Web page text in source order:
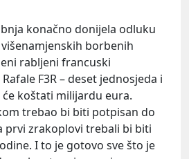
konačno donijela odluku
borbenih
rabljeni francuski
F3R – deset jednosjeda i
će koštati milijardu eura.
trebao bi biti potpisan do
prvi zrakoplovi trebali bi biti
I to je gotovo sve što je